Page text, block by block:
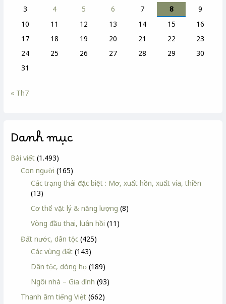
3
4 5 6 7 8
9
10
11 12 13 14 15
16
17
18 19 20 21 22
23
24
25 26 27 28 29
30
31
« Th7
Danh mục
Bài viết (1.493)
Con người (165)
Các trạng thái đặc biệt : Mơ, xuất hồn, xuất vía, thiền
(13)
Cơ thể vật lý & năng lượng (8)
Vòng đầu thai, luân hồi (11)
Đất nước, dân tộc (425)
Các vùng đất (143)
Dân tộc, dòng họ (189)
Ngôi nhà – Gia đình (93)
Thanh âm tiếng Việt (662)